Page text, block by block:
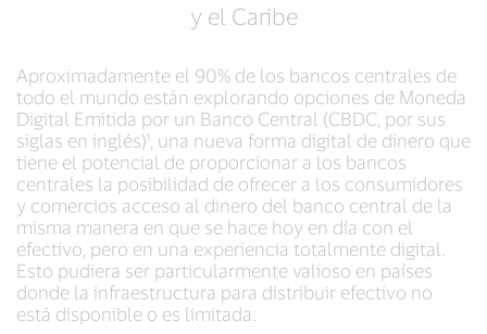
y el Caribe
Aproximadamente el 90% de los bancos centrales de
todo el mundo están explorando opciones de Moneda
Digital Emitida por un Banco Central (CBDC, por sus
siglas en inglés)¹, una nueva forma digital de dinero que
tiene el potencial de proporcionar a los bancos
centrales la posibilidad de ofrecer a los consumidores
y comercios acceso al dinero del banco central de la
misma manera en que se hace hoy en día con el
efectivo, pero en una experiencia totalmente digital.
Esto pudiera ser particularmente valioso en países
donde la infraestructura para distribuir efectivo no
está disponible o es limitada.